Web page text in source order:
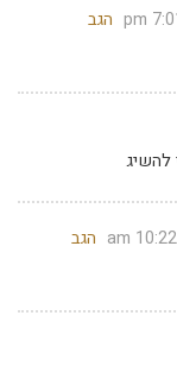
הגב
להשיג
הגב